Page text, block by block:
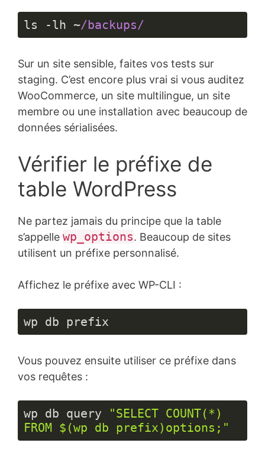
ls -lh ~/backups/
code :
JavaScript
(javascript)
Sur un site sensible, faites vos tests sur
staging. C’est encore plus vrai si vous auditez
WooCommerce, un site multilingue, un site
membre ou une installation avec beaucoup de
données sérialisées.
Vérifier le préfixe de
table WordPress
Ne partez jamais du principe que la table
s’appelle wp_options. Beaucoup de sites
utilisent un préfixe personnalisé.
Affichez le préfixe avec WP-CLI :
wp db prefix
Vous pouvez ensuite utiliser ce préfixe dans
vos requêtes :
wp db query
"SELECT COUNT(*)
FROM $(wp db prefix)options;"